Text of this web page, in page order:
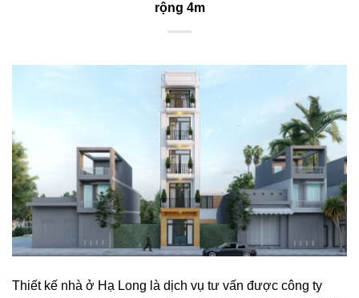
rộng 4m
Thiết kế nhà ở Hạ Long là dịch vụ tư vấn được công ty